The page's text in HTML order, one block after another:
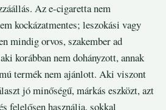
Az e-cigaretta nem
kockázatmentes; leszokási vagy
mindig orvos, szakember ad
korábban nem dohányzott, annak
termék nem ajánlott. Aki viszont
jó minőségű, márkás eszközt, azt
felelősen használja, sokkal